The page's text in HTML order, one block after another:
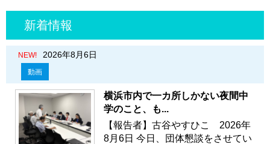
新着情報
NEW! 2026年8月6日
動画
横浜市内で一カ所しかない夜間中
学のこと、も...
【報告者】古谷やすひこ 2026年
8月6日 今日、団体懇談をさせてい